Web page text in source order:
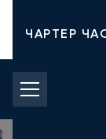
ЧАРТЕР
ЧАСТНЫЕ